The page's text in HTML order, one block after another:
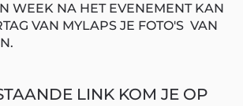
WEEK NA HET EVENEMENT KAN
VAN MYLAPS JE FOTO'S VAN
LINK KOM JE OP